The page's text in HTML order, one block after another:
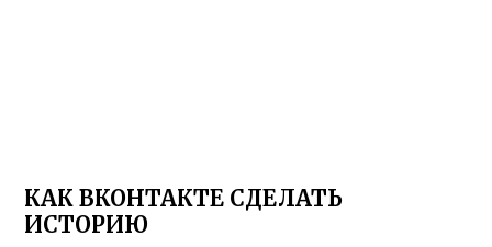
КАК ВКОНТАКТЕ СДЕЛАТЬ
ИСТОРИЮ